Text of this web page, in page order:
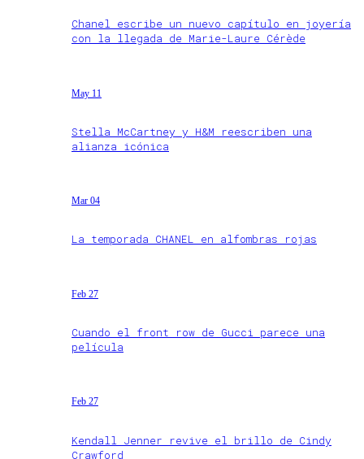
Chanel escribe un nuevo capítulo en joyería
con la llegada de Marie-Laure Cérède
May 11
Stella McCartney y H&M reescriben una
alianza icónica
Mar 04
La temporada CHANEL en alfombras rojas
Feb 27
Cuando el front row de Gucci parece una
película
Feb 27
Kendall Jenner revive el brillo de Cindy
Crawford